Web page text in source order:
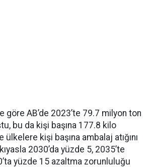
göre AB’de 2023’te 79.7 milyon ton
bu da kişi başına 177.8 kilo
kişi başına ambalaj atığını
2030’da yüzde 5, 2035’te
yüzde 15 azaltma zorunluluğu